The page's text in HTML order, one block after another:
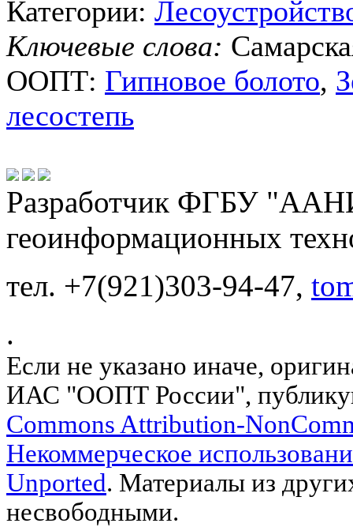
Категории:
Ключевые слова:
ООПТ: Гипновое болото,
лесостепь
Разработчик ФГБУ
геоинформационных
тел. +7(921)303-94-47,
.
Если не указано иначе,
ИАС "ООПТ России",
Commons Attribution-
Некоммерческое
Unported. Материалы из
несвободными.